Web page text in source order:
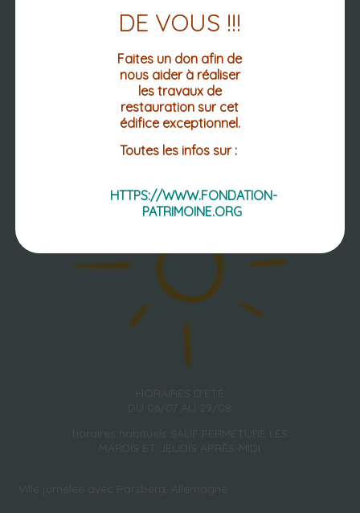
DU LUNDI AU VENDREDI
LES APRÈS-MIDI
LUNDI : 13h30-18h30
MARDI / MERCREDI/ JEUDI : 13h30 -
17h30
VENDREDI : 13h30 - 16h30
HORAIRES D'ÉTÉ
DU 06/07 AU 29/08
horaires habituels SAUF FERMETURE LES
MARDIS ET JEUDIS APRÈS-MIDI
Ville jumelée avec Parsberg, Allemagne
DE VOUS !!!
Faites un don afin de
nous aider à réaliser
les travaux de
restauration sur cet
édifice exceptionnel.
Toutes les infos sur :
HTTPS://WWW.FONDATION-
PATRIMOINE.ORG